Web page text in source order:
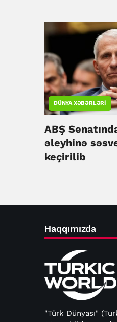
DÜNYA XƏBƏRLƏRI
ABŞ
əleyhinə
keçirilib
Haqqımızda
"Türk Dünyası"